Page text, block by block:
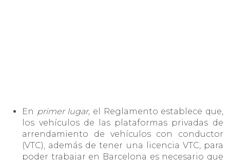
En primer lugar, el Reglamento establece que,
los vehículos de las plataformas privadas de
arrendamiento de vehículos con conductor
(VTC), además de tener una licencia VTC, para
poder trabajar en Barcelona es necesario que